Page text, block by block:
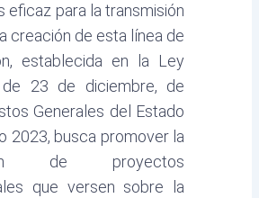
eficaz para la transmisión
creación de esta línea de
establecida en la Ley
de 23 de diciembre, de
Generales del Estado
2023, busca promover la
de proyectos
que versen sobre la